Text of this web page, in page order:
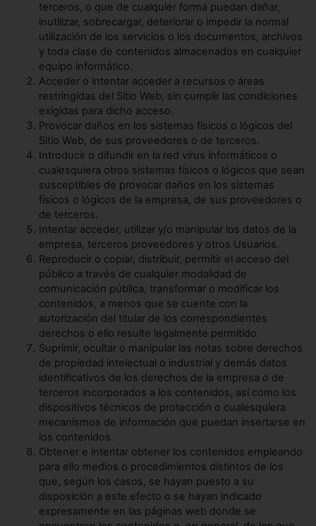
terceros, o que de cualquier forma puedan dañar,
inutilizar, sobrecargar, deteriorar o impedir la normal
utilización de los servicios o los documentos, archivos
y toda clase de contenidos almacenados en cualquier
equipo informático.
Acceder o intentar acceder a recursos o áreas
restringidas del Sitio Web, sin cumplir las condiciones
exigidas para dicho acceso.
Provocar daños en los sistemas físicos o lógicos del
Sitio Web, de sus proveedores o de terceros.
Introducir o difundir en la red virus informáticos o
cualesquiera otros sistemas físicos o lógicos que sean
susceptibles de provocar daños en los sistemas
físicos o lógicos de la empresa, de sus proveedores o
de terceros.
Intentar acceder, utilizar y/o manipular los datos de la
empresa, terceros proveedores y otros Usuarios.
Reproducir o copiar, distribuir, permitir el acceso del
público a través de cualquier modalidad de
comunicación pública, transformar o modificar los
contenidos, a menos que se cuente con la
autorización del titular de los correspondientes
derechos o ello resulte legalmente permitido.
Suprimir, ocultar o manipular las notas sobre derechos
de propiedad intelectual o industrial y demás datos
identificativos de los derechos de la empresa o de
terceros incorporados a los contenidos, así como los
dispositivos técnicos de protección o cualesquiera
mecanismos de información que puedan insertarse en
los contenidos.
Obtener e intentar obtener los contenidos empleando
para ello medios o procedimientos distintos de los
que, según los casos, se hayan puesto a su
disposición a este efecto o se hayan indicado
expresamente en las páginas web donde se